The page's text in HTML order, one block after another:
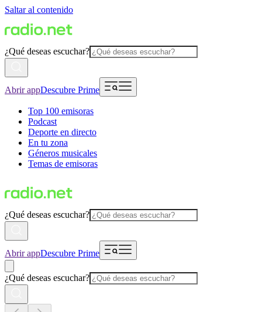
Saltar al contenido
¿Qué deseas escuchar?
Abrir appDescubre Prime
Top 100 emisoras
Podcast
Deporte en directo
En tu zona
Géneros musicales
Temas de emisoras
¿Qué deseas escuchar?
Abrir appDescubre Prime
¿Qué deseas escuchar?